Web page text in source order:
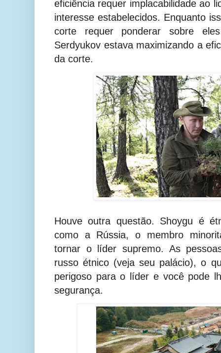
eficiência requer implacabilidade ao
interesse estabelecidos. Enquanto
corte requer ponderar sobre
Serdyukov estava maximizando a
da corte.
Houve outra questão. Shoygu é
como a Rússia, o membro
tornar o líder supremo. As
russo étnico (veja seu palácio), o
perigoso para o líder e você pode
segurança.